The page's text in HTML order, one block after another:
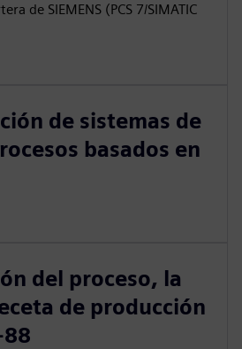
de SIEMENS (PCS 7/SIMATIC
de sistemas de
basados en
del proceso, la
de producción
88